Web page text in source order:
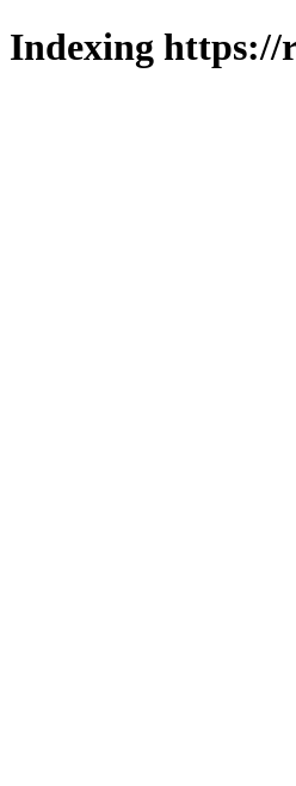
Indexing https://